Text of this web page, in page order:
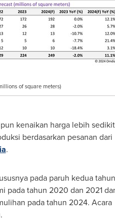
of square meters)
kenaikan harga lebih
berdasarkan pesanan dari
.
pada paruh kedua tahun
pada tahun 2020 dan 2021
pada tahun 2024. Acara